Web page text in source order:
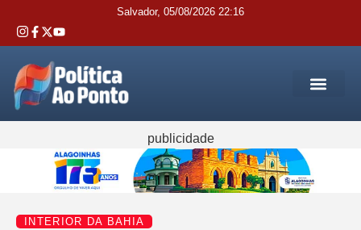
Salvador, 05/08/2026 22:16
publicidade
INTERIOR DA BAHIA